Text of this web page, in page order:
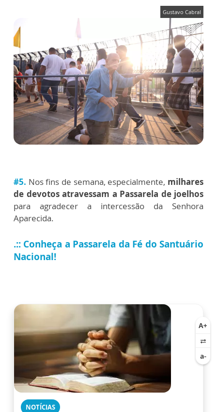
Gustavo Cabral
#5. Nos fins de semana, especialmente, milhares
de devotos atravessam a Passarela de joelhos
para agradecer a intercessão da Senhora
Aparecida.
.:: Conheça a Passarela da Fé do Santuário
Nacional!
NOTÍCIAS